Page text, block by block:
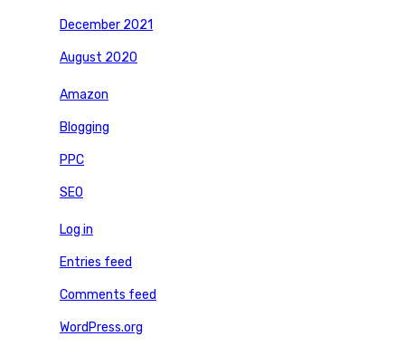
December 2021
August 2020
Amazon
Blogging
PPC
SEO
Log in
Entries feed
Comments feed
WordPress.org